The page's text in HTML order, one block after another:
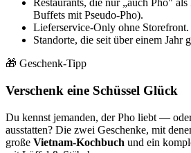
Restaurants, die nur „auch Pho"
Buffets mit Pseudo-Pho).
Lieferservice-Only ohne Storefront.
Standorte, die seit über einem Jahr
🎁 Geschenk-Tipp
Verschenk eine Schüssel Glück
Du kennst jemanden, der Pho liebt —
ausstatten? Die zwei Geschenke, mit
große Vietnam-Kochbuch und ein